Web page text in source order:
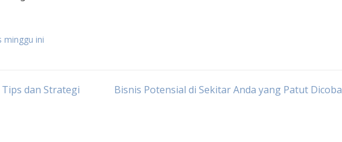
minggu ini
dan Strategi
Bisnis Potensial di Sekitar Anda yang Patut Dicoba